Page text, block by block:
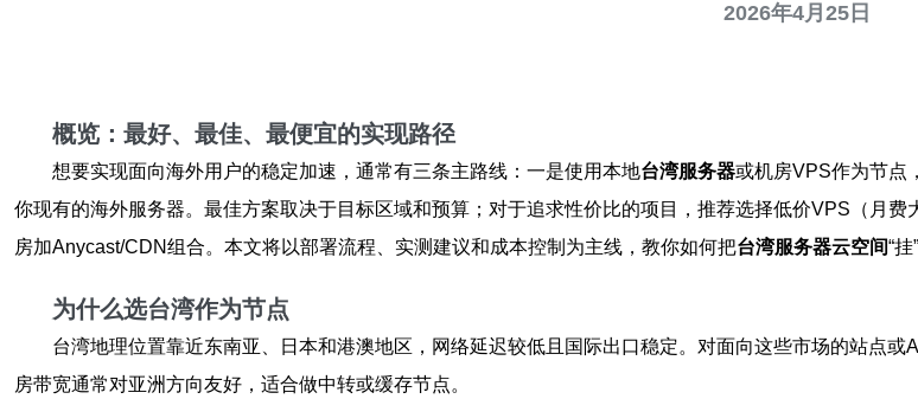
2026年4月25日
概览：最好、最佳、最便宜的实现路径
想要实现面向海外用户的稳定加速，通常有三条主路线：一是使用本地台湾服务器或机房VPS作为节点
你现有的海外服务器。最佳方案取决于目标区域和预算；对于追求性价比的项目，推荐选择低价VPS（月
房加Anycast/CDN组合。本文将以部署流程、实测建议和成本控制为主线，教你如何把台湾服务器云空间“
为什么选台湾作为节点
台湾地理位置靠近东南亚、日本和港澳地区，网络延迟较低且国际出口稳定。对面向这些市场的站点或
房带宽通常对亚洲方向友好，适合做中转或缓存节点。